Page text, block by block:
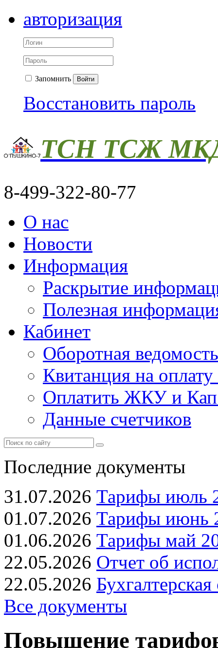
авторизация
Запомнить Войти
Восстановить пароль
ТСН ТСЖ
8-499-322-80-77
О нас
Новости
Информация
Раскрытие
Полезная
Кабинет
Оборотная ведомость
Квитанция на
Оплатить ЖКУ и
Данные счетчиков
Последние документы
31.07.2026 Тарифы июль
01.07.2026 Тарифы июнь
01.06.2026 Тарифы май
22.05.2026 Отчет об
22.05.2026
Все документы
Повышение